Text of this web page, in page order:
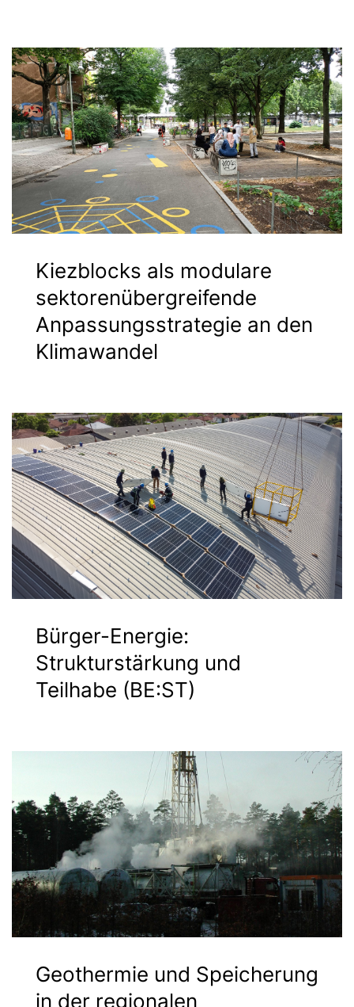
Kiezblocks als modulare
sektorenübergreifende
Anpassungsstrategie an den
Klimawandel
Bürger-Energie:
Strukturstärkung und
Teilhabe (BE:ST)
Geothermie und Speicherung
in der regionalen